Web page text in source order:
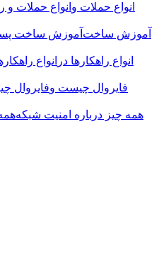
انواع حملات و
آموزش ساخت
انواع راهکارها در
فایروال چیست و
همه چیز درباره امنیت شبکه